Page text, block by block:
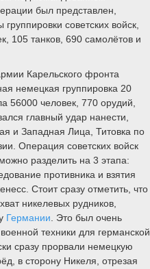
был представлен,
советских войск,
105 танков, 690 самолётов и
Карельского фронта
немецкая группировка 20
56000 человек, 770 орудий,
главный удар нанести,
и Западная Лица, Титовка по
Операция советских войск
разделить на 3 этапа:
противника и взятия
Стоит сразу отметить, что
никелевых рудников,
Германии. Это был очень
техники для германской
сразу прорвали немецкую
в сторону Никеля, отрезая